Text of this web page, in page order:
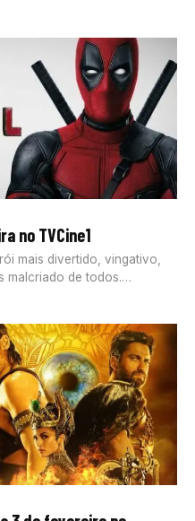
no TVCine1
mais divertido, vingativo,
malcriado de todos.…